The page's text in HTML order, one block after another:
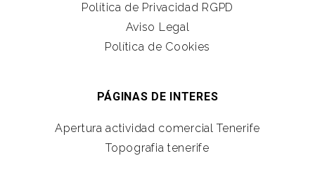
Política de Privacidad RGPD
Aviso Legal
Política de Cookies
PÁGINAS DE INTERES
Apertura actividad comercial Tenerife
Topografia tenerife